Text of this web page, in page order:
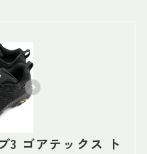
3 ゴアテックス ト